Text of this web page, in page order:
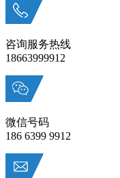
咨询服务热线
18663999912
微信号码
186 6399 9912